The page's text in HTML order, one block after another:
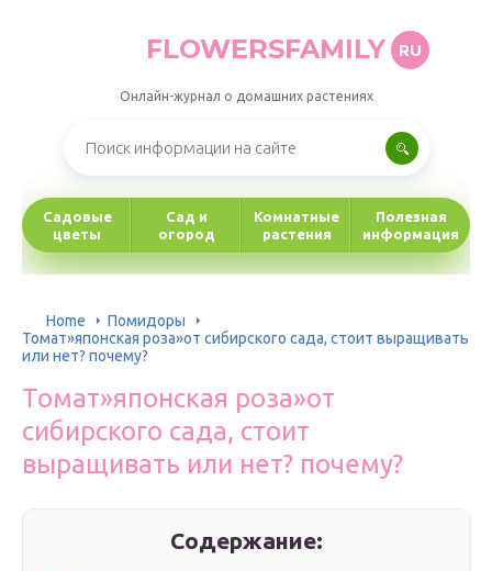
FLOWERSFAMILY RU
Онлайн-журнал о домашних растениях
Садовые
цветы
Сад и
огород
Комнатные
растения
Полезная
информация
Home
Помидоры
Томат»японская роза»от сибирского сада, стоит выращивать
или нет? почему?
Томат»японская роза»от
сибирского сада, стоит
выращивать или нет? почему?
Содержание: